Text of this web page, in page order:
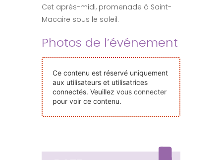
Nos Événements
Nous Contacter
Devenir Bénévole
Faire Un Don
Cet après-midi, promenade à Saint-
Macaire sous le soleil.
Photos de l’événement
Ce contenu est réservé uniquement
aux utilisateurs et utilisatrices
connectés. Veuillez vous connecter
pour voir ce contenu.